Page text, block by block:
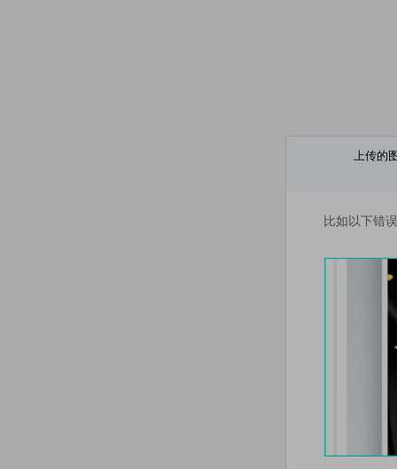
上传的
比如以下错